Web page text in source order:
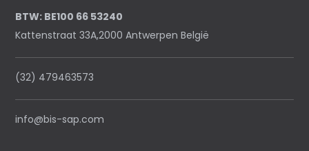
BTW: BE100 66 53240
Kattenstraat 33A,2000 Antwerpen België
(32) 479463573
info@bis-sap.com